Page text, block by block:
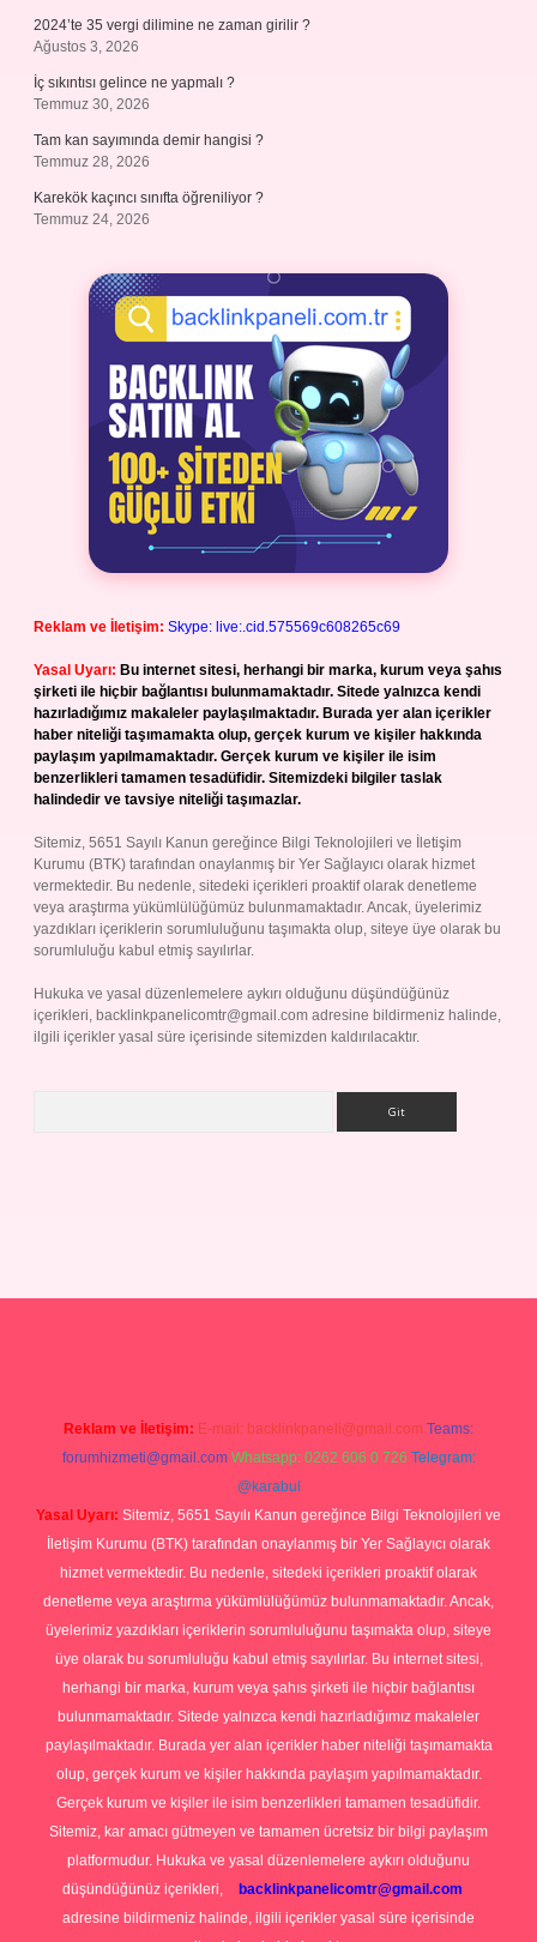
2024’te 35 vergi dilimine ne zaman girilir ?
Ağustos 3, 2026
İç sıkıntısı gelince ne yapmalı ?
Temmuz 30, 2026
Tam kan sayımında demir hangisi ?
Temmuz 28, 2026
Karekök kaçıncı sınıfta öğreniliyor ?
Temmuz 24, 2026
Reklam ve İletişim: Skype: live:.cid.575569c608265c69
Yasal Uyarı: Bu internet sitesi, herhangi bir marka, kurum veya şahıs
şirketi ile hiçbir bağlantısı bulunmamaktadır. Sitede yalnızca kendi
hazırladığımız makaleler paylaşılmaktadır. Burada yer alan içerikler
haber niteliği taşımamakta olup, gerçek kurum ve kişiler hakkında
paylaşım yapılmamaktadır. Gerçek kurum ve kişiler ile isim
benzerlikleri tamamen tesadüfidir. Sitemizdeki bilgiler taslak
halindedir ve tavsiye niteliği taşımazlar.
Sitemiz, 5651 Sayılı Kanun gereğince Bilgi Teknolojileri ve İletişim
Kurumu (BTK) tarafından onaylanmış bir Yer Sağlayıcı olarak hizmet
vermektedir. Bu nedenle, sitedeki içerikleri proaktif olarak denetleme
veya araştırma yükümlülüğümüz bulunmamaktadır. Ancak, üyelerimiz
yazdıkları içeriklerin sorumluluğunu taşımakta olup, siteye üye olarak bu
sorumluluğu kabul etmiş sayılırlar.
Hukuka ve yasal düzenlemelere aykırı olduğunu düşündüğünüz
içerikleri, backlinkpanelicomtr@gmail.com adresine bildirmeniz halinde,
ilgili içerikler yasal süre içerisinde sitemizden kaldırılacaktır.
Reklam ve İletişim: E-mail: backlinkpaneli@gmail.com Teams:
forumhizmeti@gmail.com Whatsapp: 0262 606 0 726 Telegram:
@karabul
Yasal Uyarı: Sitemiz, 5651 Sayılı Kanun gereğince Bilgi Teknolojileri ve
İletişim Kurumu (BTK) tarafından onaylanmış bir Yer Sağlayıcı olarak
hizmet vermektedir. Bu nedenle, sitedeki içerikleri proaktif olarak
denetleme veya araştırma yükümlülüğümüz bulunmamaktadır. Ancak,
üyelerimiz yazdıkları içeriklerin sorumluluğunu taşımakta olup, siteye
üye olarak bu sorumluluğu kabul etmiş sayılırlar. Bu internet sitesi,
herhangi bir marka, kurum veya şahıs şirketi ile hiçbir bağlantısı
bulunmamaktadır. Sitede yalnızca kendi hazırladığımız makaleler
paylaşılmaktadır. Burada yer alan içerikler haber niteliği taşımamakta
olup, gerçek kurum ve kişiler hakkında paylaşım yapılmamaktadır.
Gerçek kurum ve kişiler ile isim benzerlikleri tamamen tesadüfidir.
Sitemiz, kar amacı gütmeyen ve tamamen ücretsiz bir bilgi paylaşım
platformudur. Hukuka ve yasal düzenlemelere aykırı olduğunu
düşündüğünüz içerikleri,
backlinkpanelicomtr@gmail.com
adresine bildirmeniz halinde, ilgili içerikler yasal süre içerisinde